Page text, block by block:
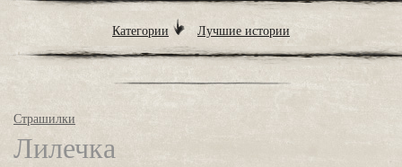
Категории Лучшие истории
Страшилки
Лилечка